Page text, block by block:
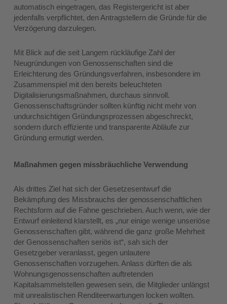
automatisch eingetragen, das Registergericht ist aber
jedenfalls verpflichtet, den Antragstellern die Gründe für die
Verzögerung darzulegen.
Mit Blick auf die seit Langem rückläufige Zahl der
Neugründungen von Genossenschaften sind die
Erleichterung des Gründungsverfahren, insbesondere im
Zusammenspiel mit den bereits beleuchteten
Digitalisierungsmaßnahmen, durchaus sinnvoll.
Genossenschaftsgründer sollten künftig nicht mehr von
undurchsichtigen Gründungsprozessen abgeschreckt,
sondern durch effiziente und transparente Abläufe zur
Gründung ermutigt werden.
Maßnahmen gegen missbräuchliche Verwendung
Als drittes Ziel hat sich der Gesetzesentwurf die
Bekämpfung des Missbrauchs der genossenschaftlichen
Rechtsform auf die Fahne geschrieben. Auch wenn, wie der
Entwurf einleitend klarstellt, es „nur einige wenige unseriöse
Genossenschaften gibt, während die ganz große Mehrheit
der Genossenschaften seriös ist“, sah sich der
Gesetzgeber veranlasst, gegen unlautere
Genossenschaften vorzugehen. Anlass dürften die als
Wohnungsgenossenschaften auftretenden
Kapitalsammelstellen gewesen sein, die Mitglieder unlängst
mit unrealistischen Renditeerwartungen locken wollten.